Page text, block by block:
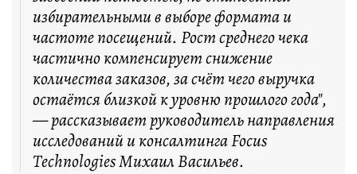
избирательными в выборе формата и
частоте посещений. Рост среднего чека
частично компенсирует снижение
количества заказов, за счёт чего выручка
остаётся близкой к уровню прошлого года",
— рассказывает руководитель направления
исследований и консалтинга Focus
Technologies Михаил Васильев.